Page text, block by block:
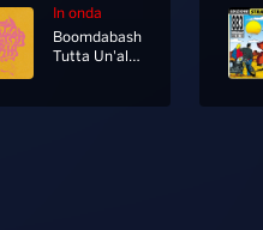
In onda
Boomdabash
Tutta Un'altra Storia